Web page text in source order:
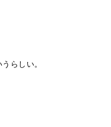
らしい。